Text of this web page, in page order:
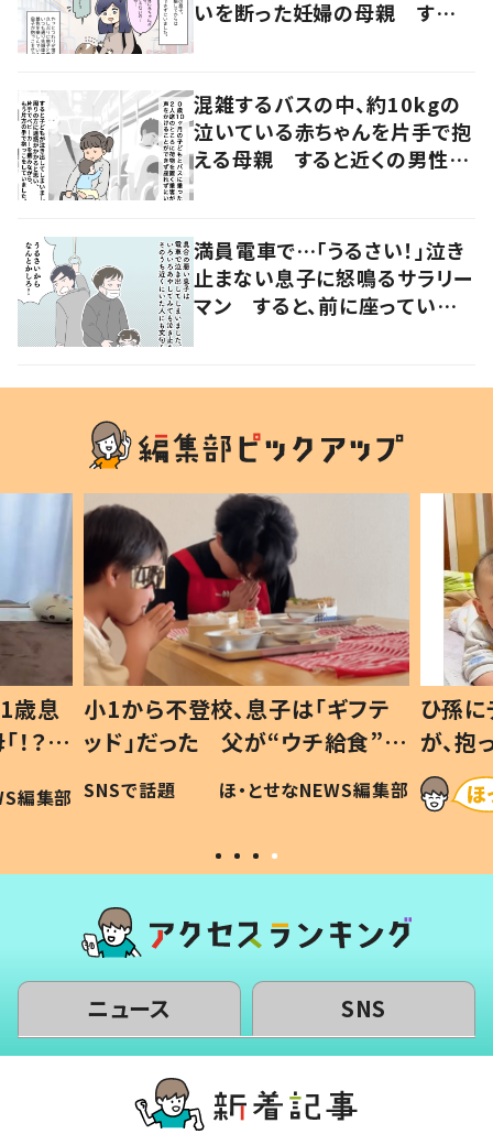
いを断った妊婦の母親 すると
混雑するバスの中、約10kgの
泣いている赤ちゃんを片手で抱
える母親 すると近くの男性が
満員電車で…「うるさい！」泣き
止まない息子に怒鳴るサラリー
マン すると、前に座っていた
歳息
？」
編集部
小1から不登校、息子は「ギフテ
ッド」だった 父が“ウチ給食”を
作り続ける理由とは #令和の親
#令和の子
SNSで話題 ほ・とせなNEWS編集部
ひ孫
が、
「涙が
い」
ニュース SNS